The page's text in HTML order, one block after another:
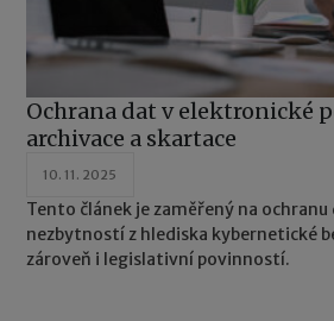
Ochrana dat v elektronické
archivace a skartace
10. 11. 2025
Tento článek je zaměřený na
nezbytností z hlediska kybernetické
zároveň i legislativní povinností.